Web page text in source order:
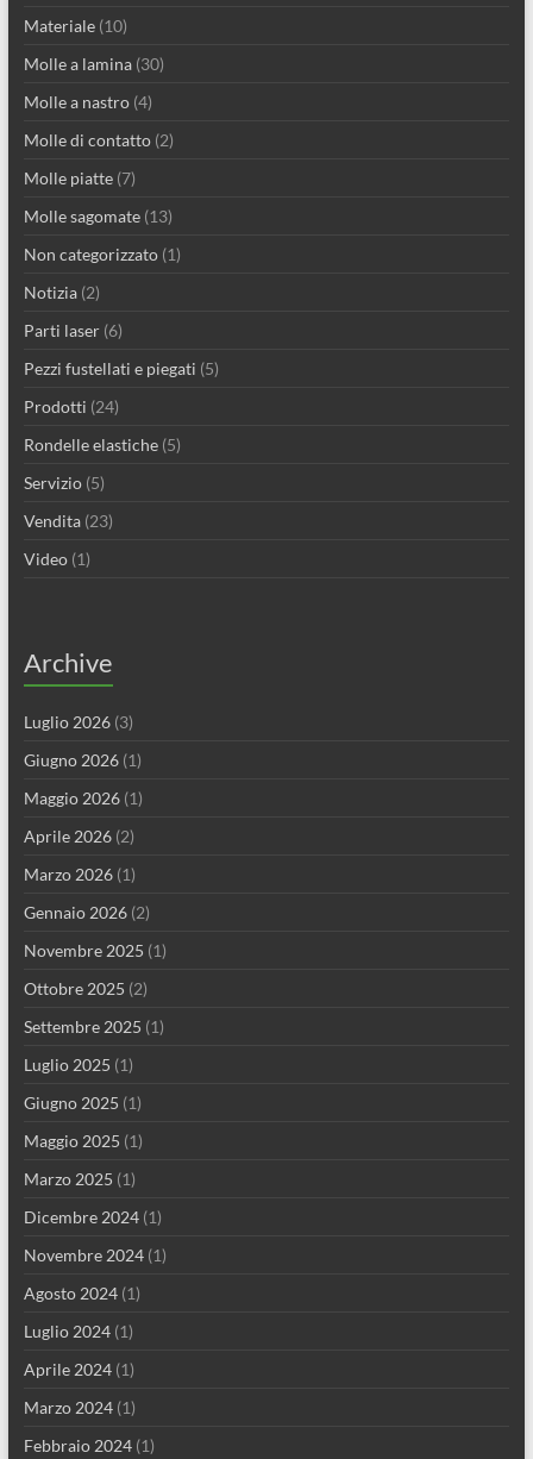
Materiale(10)
Molle a lamina(30)
Molle a nastro(4)
Molle di contatto(2)
Molle piatte(7)
Molle sagomate(13)
Non categorizzato(1)
Notizia(2)
Parti laser(6)
Pezzi fustellati e piegati (5)
Prodotti (24)
Rondelle elastiche(5)
Servizio(5)
Vendita(23)
Video(1)
Archive
Luglio 2026(3)
Giugno 2026(1)
Maggio 2026(1)
Aprile 2026(2)
Marzo 2026(1)
Gennaio 2026(2)
Novembre 2025 (1)
Ottobre 2025 (2)
Settembre 2025 (1)
Luglio 2025 (1)
Giugno 2025 (1)
Maggio 2025 (1)
Marzo 2025 (1)
Dicembre 2024(1)
Novembre 2024(1)
Agosto 2024(1)
Luglio 2024(1)
Aprile 2024(1)
Marzo 2024(1)
Febbraio 2024(1)